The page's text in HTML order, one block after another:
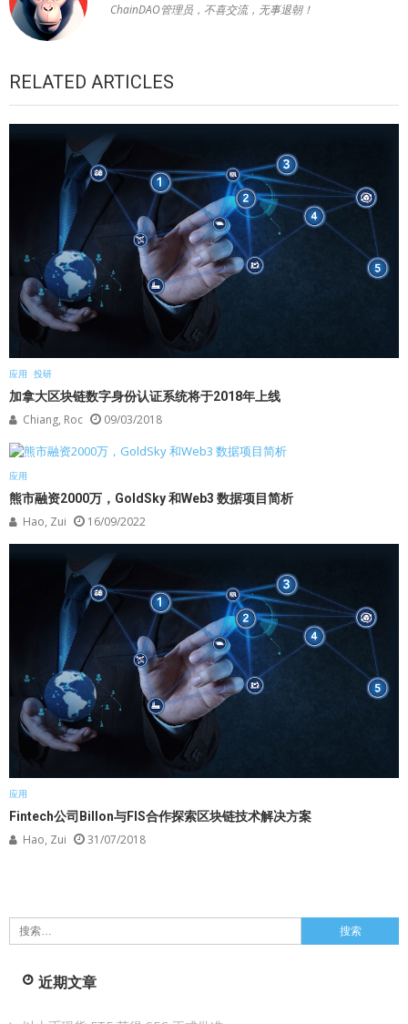
ChainDAO管理员，不喜交流，无事退朝！
RELATED ARTICLES
应用 投研
加拿大区块链数字身份认证系统将于2018年上线
Chiang, Roc 09/03/2018
应用
熊市融资2000万，GoldSky 和Web3 数据项目简析
Hao, Zui 16/09/2022
应用
Fintech公司Billon与FIS合作探索区块链技术解决方案
Hao, Zui 31/07/2018
搜
索：
近期文章